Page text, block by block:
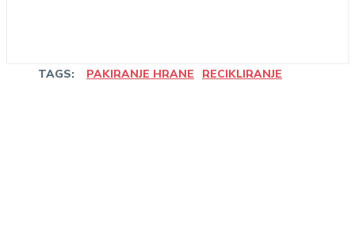
TAGS: PAKIRANJE HRANE RECIKLIRANJE